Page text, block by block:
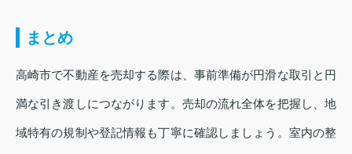
まとめ
高崎市で不動産を売却する際は、事前準備が円滑な取引と円
満な引き渡しにつながります。売却の流れ全体を把握し、地
域特有の規制や登記情報も丁寧に確認しましょう。室内の整